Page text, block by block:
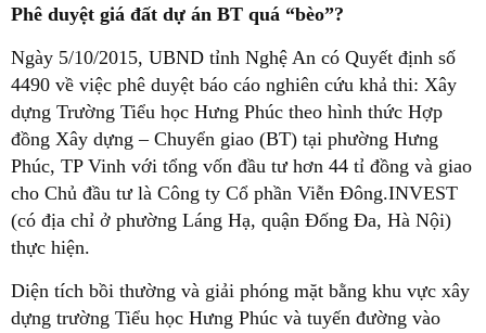
Phê duyệt giá đất dự án BT quá “bèo”?
Ngày 5/10/2015, UBND tỉnh Nghệ An có Quyết định số
4490 về việc phê duyệt báo cáo nghiên cứu khả thi: Xây
dựng Trường Tiểu học Hưng Phúc theo hình thức Hợp
đồng Xây dựng – Chuyển giao (BT) tại phường Hưng
Phúc, TP Vinh với tổng vốn đầu tư hơn 44 tỉ đồng và giao
cho Chủ đầu tư là Công ty Cổ phần Viễn Đông.INVEST
(có địa chỉ ở phường Láng Hạ, quận Đống Đa, Hà Nội)
thực hiện.
Diện tích bồi thường và giải phóng mặt bằng khu vực xây
dựng trường Tiểu học Hưng Phúc và tuyến đường vào